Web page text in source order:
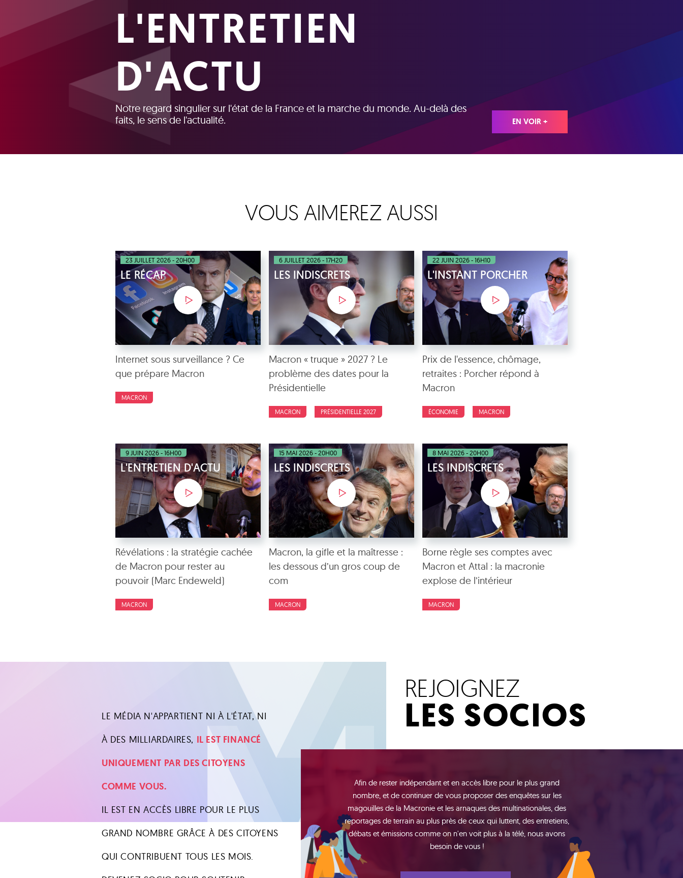
L'ENTRETIEN
D'ACTU
Notre regard singulier sur l'état de la France et la marche du monde. Au-delà des
faits, le sens de l'actualité.
EN VOIR +
VOUS AIMEREZ AUSSI
23 JUILLET 2026 - 20H00
LE RÉCAP
Internet sous surveillance ? Ce
que prépare Macron
MACRON
6 JUILLET 2026 - 17H20
LES INDISCRETS
Macron « truque » 2027 ? Le
problème des dates pour la
Présidentielle
MACRON PRÉSIDENTIELLE 2027
22 JUIN 2026 - 16H10
L'INSTANT PORCHER
Prix de l'essence, chômage,
retraites : Porcher répond à
Macron
ÉCONOMIE MACRON
9 JUIN 2026 - 16H00
L'ENTRETIEN D'ACTU
Révélations : la stratégie cachée
de Macron pour rester au
pouvoir (Marc Endeweld)
MACRON
15 MAI 2026 - 20H00
LES INDISCRETS
Macron, la gifle et la maîtresse :
les dessous d’un gros coup de
com
MACRON
8 MAI 2026 - 20H00
LES INDISCRETS
Borne règle ses comptes avec
Macron et Attal : la macronie
explose de l’intérieur
MACRON
LE MÉDIA N'APPARTIENT NI À L'ÉTAT, NI
À DES MILLIARDAIRES, IL EST FINANCÉ
UNIQUEMENT PAR DES CITOYENS
COMME VOUS.
IL EST EN ACCÈS LIBRE POUR LE PLUS
GRAND NOMBRE GRÂCE À DES CITOYENS
QUI CONTRIBUENT TOUS LES MOIS.
REJOIGNEZ
LES SOCIOS
Afin de rester indépendant et en accès libre pour le plus grand
nombre, et de continuer de vous proposer des enquêtes sur les
magouilles de la Macronie et les arnaques des multinationales, des
reportages de terrain au plus près de ceux qui luttent, des entretiens,
débats et émissions comme on n'en voit plus à la télé, nous avons
besoin de vous !